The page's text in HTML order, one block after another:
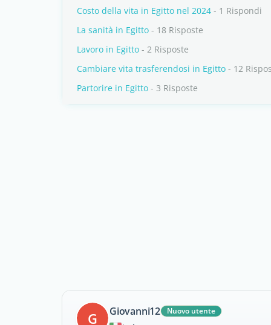
Costo della vita in Egitto nel 2024 - 1 Rispondi
La sanità in Egitto - 18 Risposte
Lavoro in Egitto - 2 Risposte
Cambiare vita trasferendosi in Egitto - 12
Partorire in Egitto - 3 Risposte
G Giovanni12
Nuovo utente